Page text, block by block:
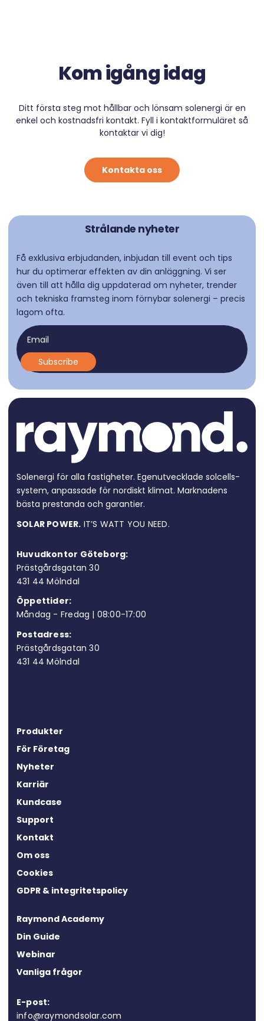
Kom igång idag
Ditt första steg mot hållbar och lönsam solenergi är en
enkel och kostnadsfri kontakt. Fyll i kontaktformuläret så
kontaktar vi dig!
Kontakta oss
Strålande nyheter
Få exklusiva erbjudanden, inbjudan till event och tips
hur du optimerar effekten av din anläggning. Vi ser
även till att hålla dig uppdaterad om nyheter, trender
och tekniska framsteg inom förnybar solenergi – precis
lagom ofta.
Email
Solenergi för alla fastigheter. Egen­utvecklade solcells­
system, anpassade för nordiskt klimat. Marknadens
bästa prestanda och garantier.
SOLAR POWER. IT’S WATT YOU NEED.
Huvudkontor Göteborg:
Prästgårdsgatan 30
431 44 Mölndal
Öppettider:
Måndag - Fredag | 08:00-17:00
Postadress:
Prästgårdsgatan 30
431 44 Mölndal
Produkter
För Företag
Nyheter
Karriär
Kundcase
Support
Kontakt
Om oss
Cookies
GDPR & integritetspolicy
Raymond Academy
Din Guide
Webinar
Vanliga frågor
E-post:
info@raymondsolar.com